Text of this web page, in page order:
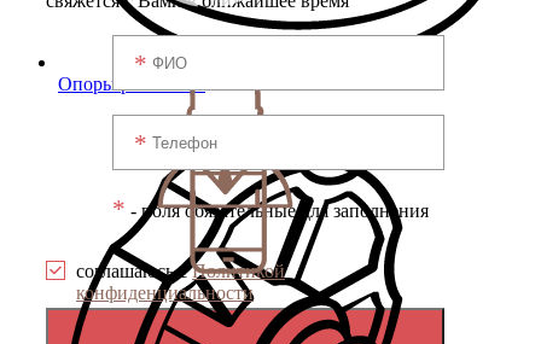
Опоры резьбовые
* - поля обязательные для заполнения
соглашаюсь сПолитикой
конфиденциальности